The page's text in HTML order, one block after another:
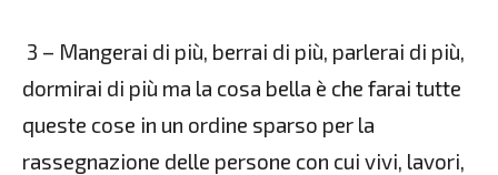
3 – Mangerai di più, berrai di più, parlerai di più,
dormirai di più ma la cosa bella è che farai tutte
queste cose in un ordine sparso per la
rassegnazione delle persone con cui vivi, lavori,